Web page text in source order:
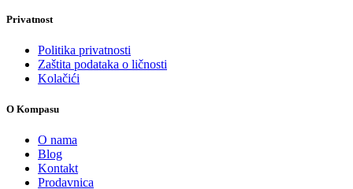
Privatnost
Politika privatnosti
Zaštita podataka o ličnosti
Kolačići
O Kompasu
O nama
Blog
Kontakt
Prodavnica